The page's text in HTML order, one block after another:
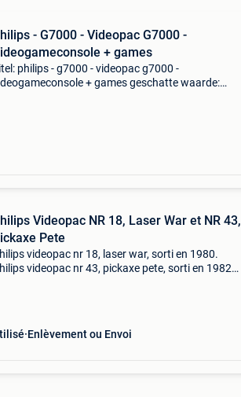
- G7000 - Videopac G7000 -
+ games
philips - g7000 - videopac g7000 -
+ games geschatte waarde:
Videopac NR 18, Laser War et NR 43,
Pete
videopac nr 18, laser war, sorti en 1980.
videopac nr 43, pickaxe pete, sorti en 1982.
Enlèvement ou Envoi